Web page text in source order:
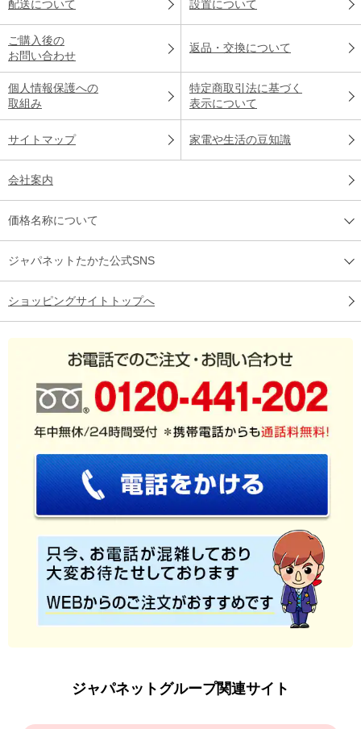
配送について 設置について
ご購入後の
お問い合わせ
返品・交換について
個人情報保護への
取組み
特定商取引法に基づく
表示について
サイトマップ 家電や生活の豆知識
会社案内
価格名称について
ジャパネットたかた公式SNS
ショッピングサイトトップへ
ジャパネットグループ関連サイト